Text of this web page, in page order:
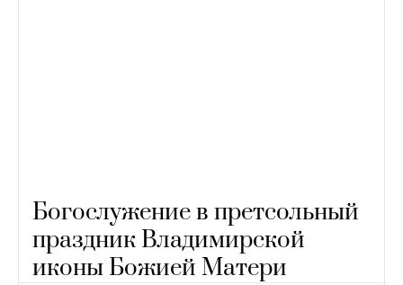
Богослужение в претсольный
праздник Владимирской
иконы Божией Матери